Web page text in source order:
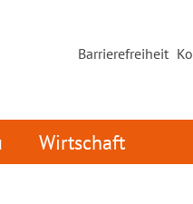
Barrierefreiheit
Wirtschaft